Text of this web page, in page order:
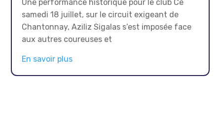
Une performance historique pour le club Ce
samedi 18 juillet, sur le circuit exigeant de
Chantonnay, Aziliz Sigalas s’est imposée face
aux autres coureuses et
En savoir plus